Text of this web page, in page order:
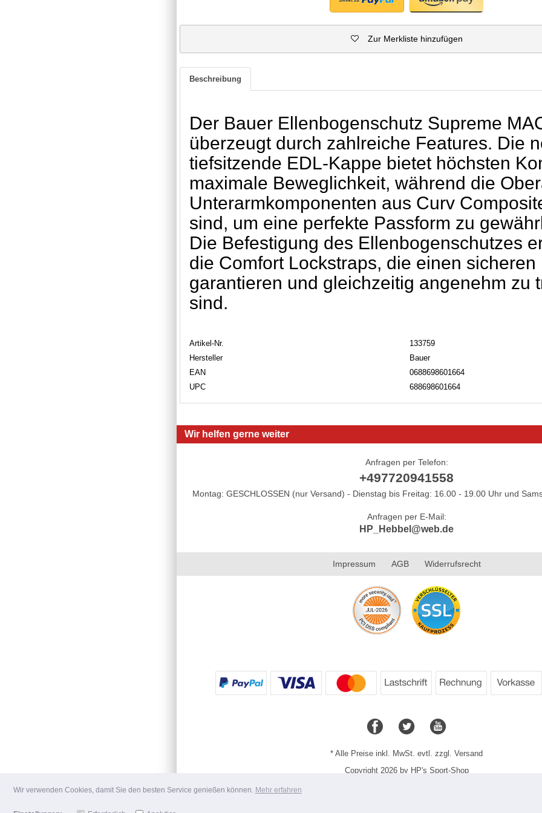
Wir verwenden Cookies, damit Sie den besten Service genießen können. Mehr erfahren
Zur Merkliste hinzufügen
Beschreibung
Der Bauer Ellenbogenschutz Supreme
überzeugt durch zahlreiche Features. Die
tiefsitzende EDL-Kappe bietet höchsten
maximale Beweglichkeit, während die
Unterarmkomponenten aus Curv
sind, um eine perfekte Passform zu
Die Befestigung des Ellenbogenschutzes
die Comfort Lockstraps, die einen sicheren
garantieren und gleichzeitig angenehm zu
sind.
Artikel-Nr.
133759
Hersteller
Bauer
EAN
0688698601664
UPC
688698601664
Wir helfen gerne weiter
Anfragen per Telefon:
+497720941558
Montag: GESCHLOSSEN (nur Versand) - Dienstag bis Freitag: 16.00 - 19.00 Uhr und
Anfragen per E-Mail:
HP_Hebbel@web.de
Impressum AGB Widerrufsrecht
* Alle Preise inkl. MwSt. evtl. zzgl. Versand
Copyright 2026 by HP's Sport-Shop